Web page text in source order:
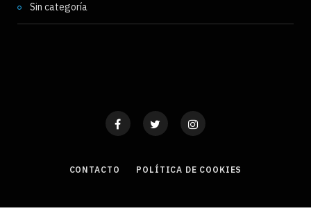
Sin categoría
CONTACTO POLÍTICA DE COOKIES
COPYRIGHT © 2025 VIAJEROS OCULTOS. TODOS LOS